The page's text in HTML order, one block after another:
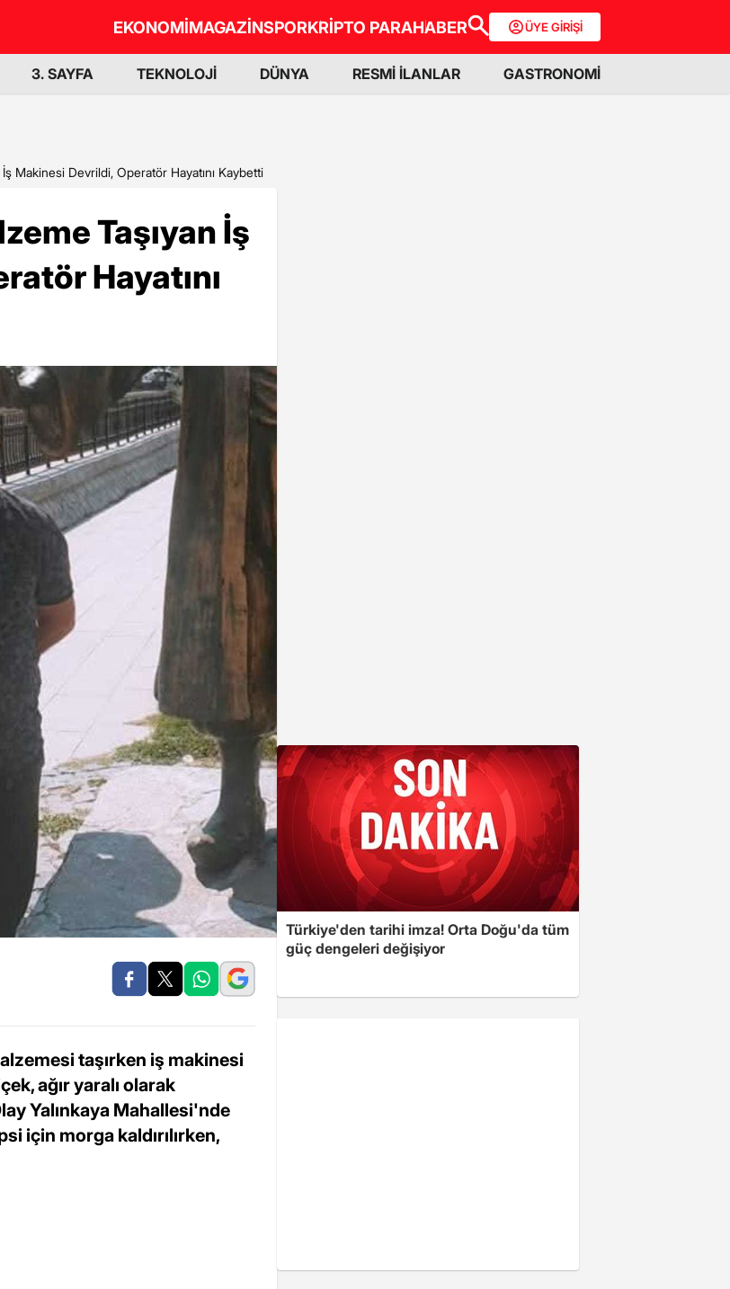
EKONOMİMAGAZİNSPORKRİPTO PARAHABER ÜYE GİRİŞİ
3. SAYFA TEKNOLOJİ DÜNYA RESMİ İLANLAR GASTRONOMİ
Makinesi Devrildi, Operatör Hayatını Kaybetti
Taşıyan İş
Hayatını
taşırken iş makinesi
ağır yaralı olarak
Yalınkaya Mahallesi'nde
için morga kaldırılırken,
Türkiye'den tarihi imza! Orta Doğu'da tüm
güç dengeleri değişiyor